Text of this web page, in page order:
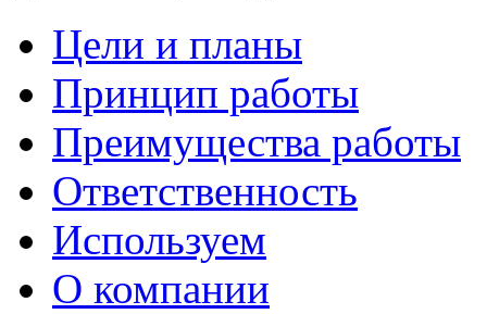
Цели и планы
Принцип работы
Преимущества работы
Ответственность
Используем
О компании